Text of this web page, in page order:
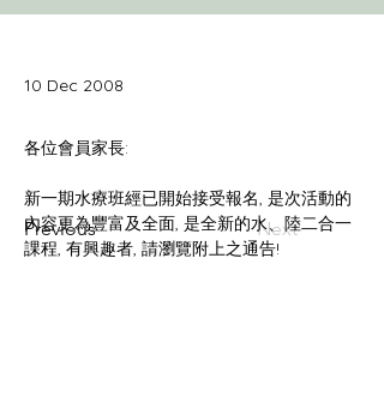
10 Dec 2008
Previous Next
新一期水療班經已開始接受報名, 是次活動的
內容更為豐富及全面, 是全新的水、陸二合一
課程, 有興趣者, 請瀏覽附上之通告!